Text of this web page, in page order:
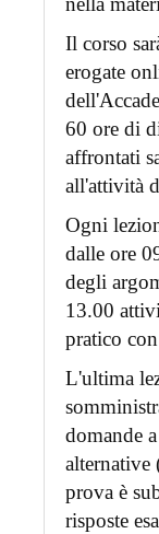
Il corso
erogate
60 ore di
affrontati
all'attività
Ogni
dalle ore
degli
13.00
pratico
L'ultima
domande
alternative
prova è
risposte